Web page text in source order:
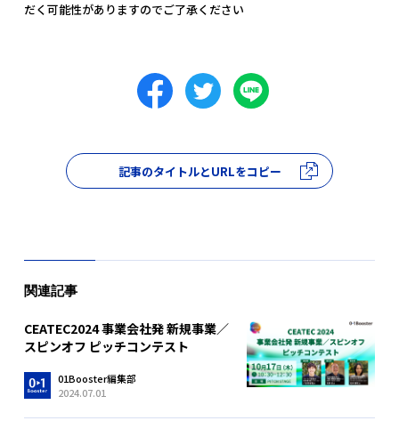
だく可能性がありますのでご了承ください
記事のタイトルとURLをコピー
関連記事
CEATEC2024 事業会社発 新規事業／
スピンオフ ピッチコンテスト
01Booster編集部
2024.07.01